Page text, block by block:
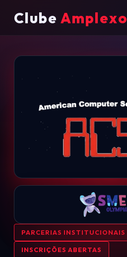
Clube Amplexo
PARCERIAS INSTITUCIONAIS
INSCRIÇÕES ABERTAS